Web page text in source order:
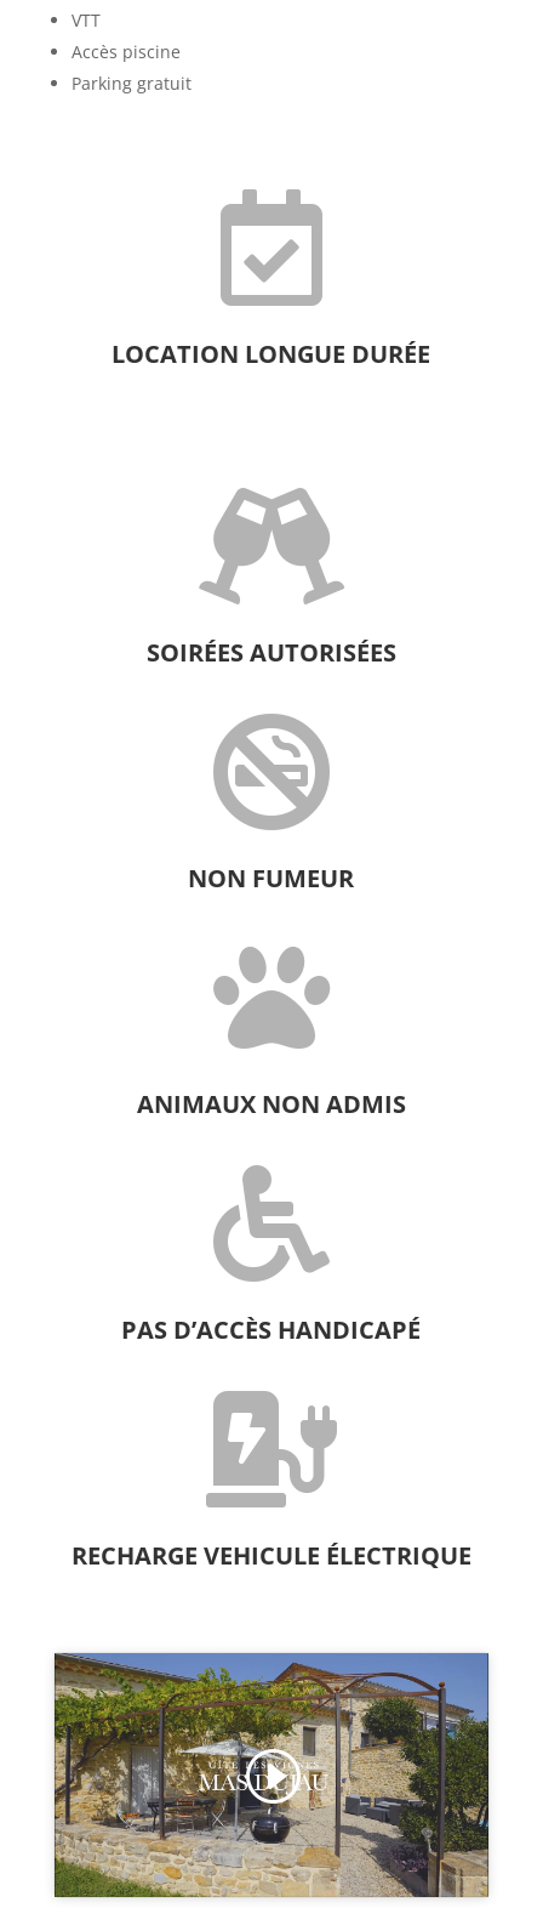
VTT
Accès piscine
Parking gratuit

LOCATION LONGUE DURÉE

SOIRÉES AUTORISÉES

NON FUMEUR

ANIMAUX NON ADMIS

PAS D’ACCÈS HANDICAPÉ

RECHARGE VEHICULE ÉLECTRIQUE
Cliquez pour accepter les cookies
marketing et activer ce contenu